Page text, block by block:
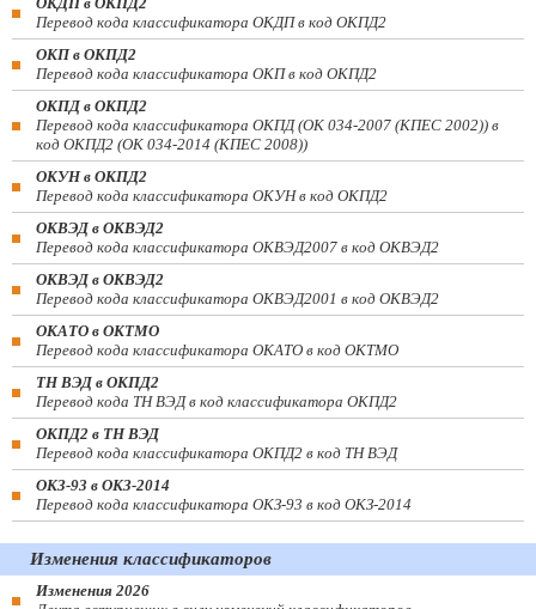
Перевод кода классификатора ОКДП в код ОКПД2
ОКП в ОКПД2
Перевод кода классификатора ОКП в код ОКПД2
ОКПД в ОКПД2
Перевод кода классификатора ОКПД (ОК 034-2007 (КПЕС 2002)) в
код ОКПД2 (ОК 034-2014 (КПЕС 2008))
ОКУН в ОКПД2
Перевод кода классификатора ОКУН в код ОКПД2
ОКВЭД в ОКВЭД2
Перевод кода классификатора ОКВЭД2007 в код ОКВЭД2
ОКВЭД в ОКВЭД2
Перевод кода классификатора ОКВЭД2001 в код ОКВЭД2
ОКАТО в ОКТМО
Перевод кода классификатора ОКАТО в код ОКТМО
ТН ВЭД в ОКПД2
Перевод кода ТН ВЭД в код классификатора ОКПД2
ОКПД2 в ТН ВЭД
Перевод кода классификатора ОКПД2 в код ТН ВЭД
ОКЗ-93 в ОКЗ-2014
Перевод кода классификатора ОКЗ-93 в код ОКЗ-2014
Изменения классификаторов
Изменения 2026